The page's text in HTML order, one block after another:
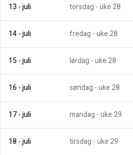
13 -juli torsdag - uke28
14-juli fredag - uke28
15-juli lørdag - uke28
16-juli søndag - uke28
17-juli mandag - uke29
18-juli tirsdag - uke29